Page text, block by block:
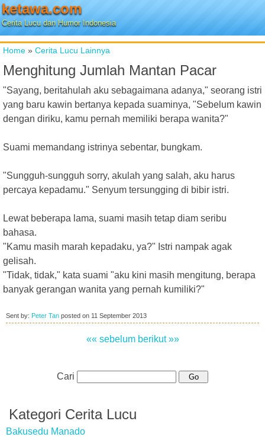
ketawa.com
Cerita Lucu dan Humor Indonesia
Home » Cerita Lucu Lainnya
Menghitung Jumlah Mantan Pacar
"Sayang, beritahulah aku sebagaimana adanya," seorang istri
yang baru kawin bertanya kepada suaminya, "Sebelum kawin
dengan diriku, kamu pernah memiliki berapa wanita?"
Suami memandang istrinya sebentar, bungkam.
"Sungguh-sungguh sorry, akulah yang salah, aku harus
percaya kepadamu." Senyum tersungging di bibir istri.
Lewat beberapa lama, suami masih tetap diam seribu
bahasa.
"Kamu masih marah kepadaku, ya?" Istri nampak agak
gelisah.
"Tidak, tidak," kata suami "aku kini masih mengitung, berapa
banyak gerangan wanita yang pernah kumiliki?"
Sent by: Peter Tan posted on 11 September 2013
«« sebelum berikut »»
Cari
Kategori Cerita Lucu
Bakusedu Manado